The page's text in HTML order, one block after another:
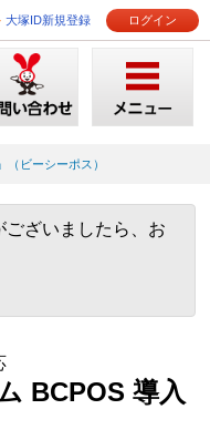
大塚ID新規登録 ログイン
（ビーシーポス）
ざいましたら、お
BCPOS 導入